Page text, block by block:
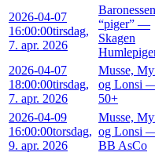
2026-04-07
16:00:00tirsdag,
7. apr. 2026
“piger” —
Skagen
2026-04-07
18:00:00tirsdag,
7. apr. 2026
Musse,
og Lonsi
50+
2026-04-09
16:00:00torsdag,
9. apr. 2026
Musse,
og Lonsi
BB AsCo